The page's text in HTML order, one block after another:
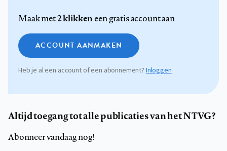
Maak met2 klikkeneen gratis account aan
ACCOUNT AANMAKEN
Heb je al een account of een abonnement?Inloggen
Altijd toegang tot alle publicaties van het NTVG?
Abonneer vandaag nog!